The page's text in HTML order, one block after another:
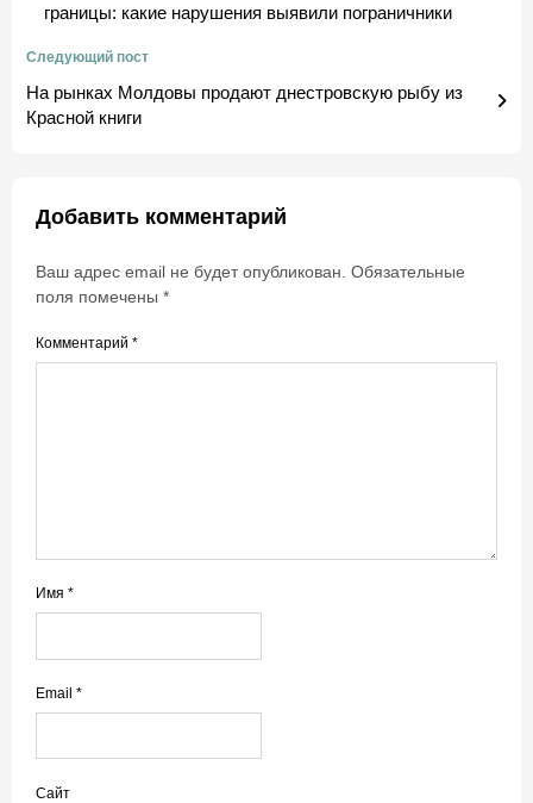
границы: какие нарушения выявили пограничники
Следующий пост
На рынках Молдовы продают днестровскую рыбу из
Красной книги
Добавить комментарий
Ваш адрес email не будет опубликован. Обязательные
поля помечены *
Комментарий *
Имя *
Email *
Сайт